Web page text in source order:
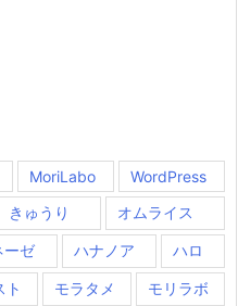
MoriLabo
WordPress
きゅうり オムライス
ーゼ ハナノア ハロ
ト モラタメ モリラボ